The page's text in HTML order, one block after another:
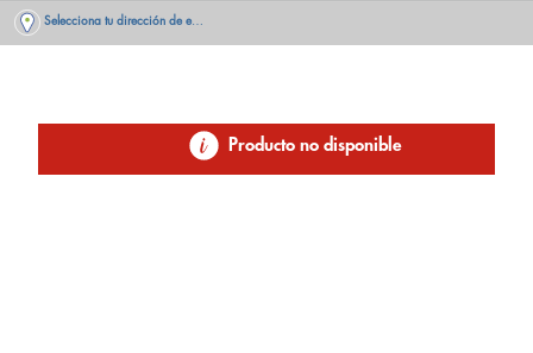
Selecciona tu dirección de entrega
Producto no disponible